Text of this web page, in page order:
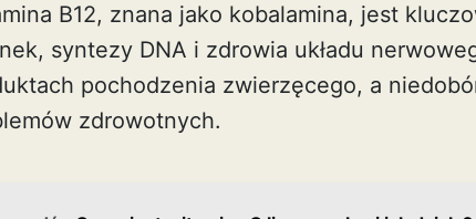
B12, znana jako kobalamina, jest
syntezy DNA i zdrowia układu
pochodzenia zwierzęcego, a
zdrowotnych.